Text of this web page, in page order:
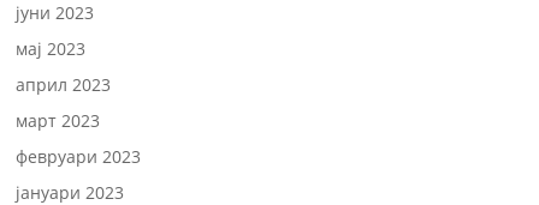
јуни 2023
мај 2023
април 2023
март 2023
февруари 2023
јануари 2023